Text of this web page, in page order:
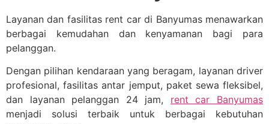
Layanan dan fasilitas rent car di Banyumas menawarkan
berbagai kemudahan dan kenyamanan bagi para
pelanggan.
Dengan pilihan kendaraan yang beragam, layanan driver
profesional, fasilitas antar jemput, paket sewa fleksibel,
dan layanan pelanggan 24 jam, rent car Banyumas
menjadi solusi terbaik untuk berbagai kebutuhan